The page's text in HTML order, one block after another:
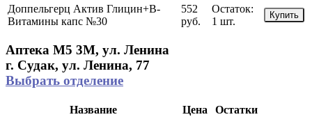
Доппельгерц Актив Глицин+В-
Витамины капс №30
552
руб.
Остаток:
1 шт.
Купить
Аптека М5 3М, ул. Ленина
г. Судак, ул. Ленина, 77
Выбрать отделение
Название Цена
Остатки